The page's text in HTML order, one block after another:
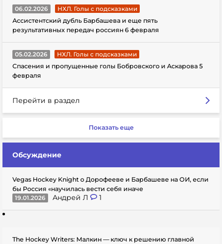
06.02.2026
НХЛ. Голы с подсказками
Ассистентский дубль Барбашева и еще пять
результативных передач россиян 6 февраля
05.02.2026
НХЛ. Голы с подсказками
Спасения и пропущенные голы Бобровского и Аскарова 5
февраля
Перейти в раздел
Показать еще
Обсуждение
Vegas Hockey Knight о Дорофееве и Барбашеве на ОИ, если
бы Россия «научилась вести себя иначе
19.01.2026
Андрей Л 1
The Hockey Writers: Малкин — ключ к решению главной